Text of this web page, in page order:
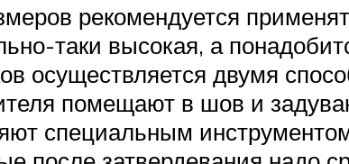
рекомендуется
таки высокая, а
осуществляется двумя
помещают в шов и
специальным